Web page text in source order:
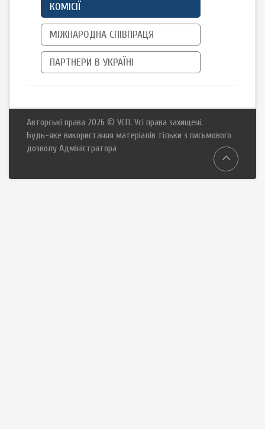
КОМІСІЇ
МІЖНАРОДНА СПІВПРАЦЯ
ПАРТНЕРИ В УКРАЇНІ
Авторські права 2026 © УСП. Усі права захищені.
Будь-яке використання матеріалів тільки з письмового
дозволу Адміністратора